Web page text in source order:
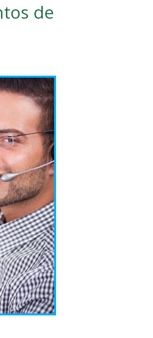
de